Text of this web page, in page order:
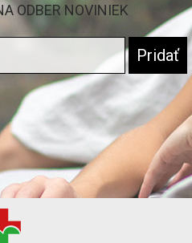
ODBER NOVINIEK